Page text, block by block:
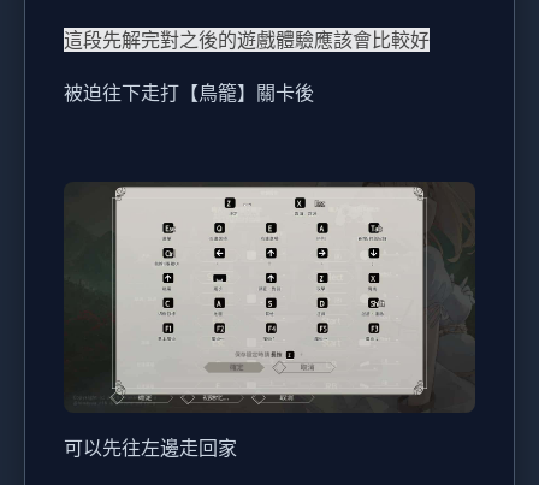
這段先解完對之後的遊戲體驗應該會比較好
被迫往下走打【鳥籠】關卡後
可以先往左邊走回家